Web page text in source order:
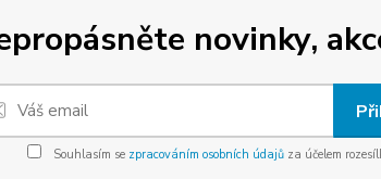
novinky,
Souhlasím se zpracováním osobních údajůza účelem